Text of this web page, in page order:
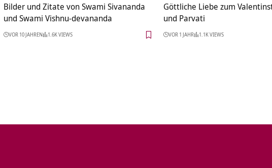
Bilder und Zitate von Swami Sivananda
und Swami Vishnu-devananda
VOR 10 JAHREN 1.6K VIEWS
Göttliche Liebe zum
und Parvati
VOR 1 JAHR 1.1K VIEWS